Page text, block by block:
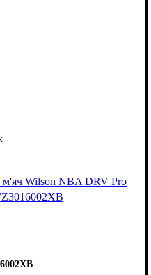
м'яч Wilson NBA DRV Pro